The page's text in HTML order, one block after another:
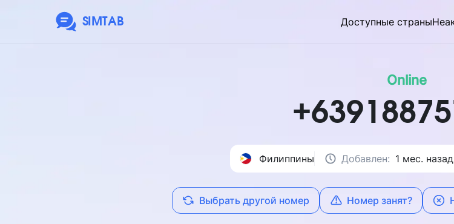
SIMTAB Доступные страны
Online
Филиппины Добавлен: 1 мес. назад
Выбрать другой номер Номер занят?